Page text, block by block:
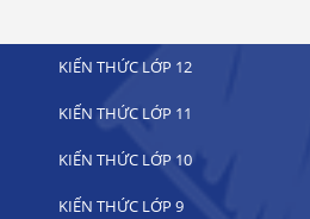
KIẾN THỨC LỚP 12
KIẾN THỨC LỚP 11
KIẾN THỨC LỚP 10
KIẾN THỨC LỚP 9